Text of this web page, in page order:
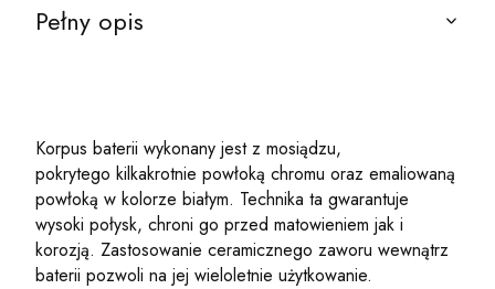
Pełny opis
Korpus baterii wykonany jest z mosiądzu,
pokrytego kilkakrotnie powłoką chromu oraz emaliowaną
powłoką w kolorze białym. Technika ta gwarantuje
wysoki połysk, chroni go przed matowieniem jak i
korozją. Zastosowanie ceramicznego zaworu wewnątrz
baterii pozwoli na jej wieloletnie użytkowanie.